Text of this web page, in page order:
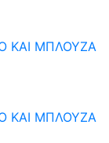
ΚΑΙ ΜΠΛΟΥΖΑ
ΚΑΙ ΜΠΛΟΥΖΑ